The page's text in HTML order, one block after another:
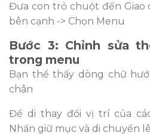
Đưa con trỏ chuột đến Giao
bên cạnh -> Chọn Menu
Bước 3: Chỉnh sửa
trong menu
Bạn thể thấy dòng chữ
chân
Để di thay đổi vị trí của
Nhấn giữ mục và di chuyển